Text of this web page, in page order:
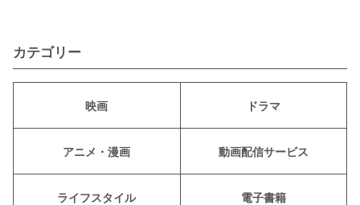
カテゴリー
映画 ドラマ
アニメ・漫画 動画配信サービス
ライフスタイル 電子書籍